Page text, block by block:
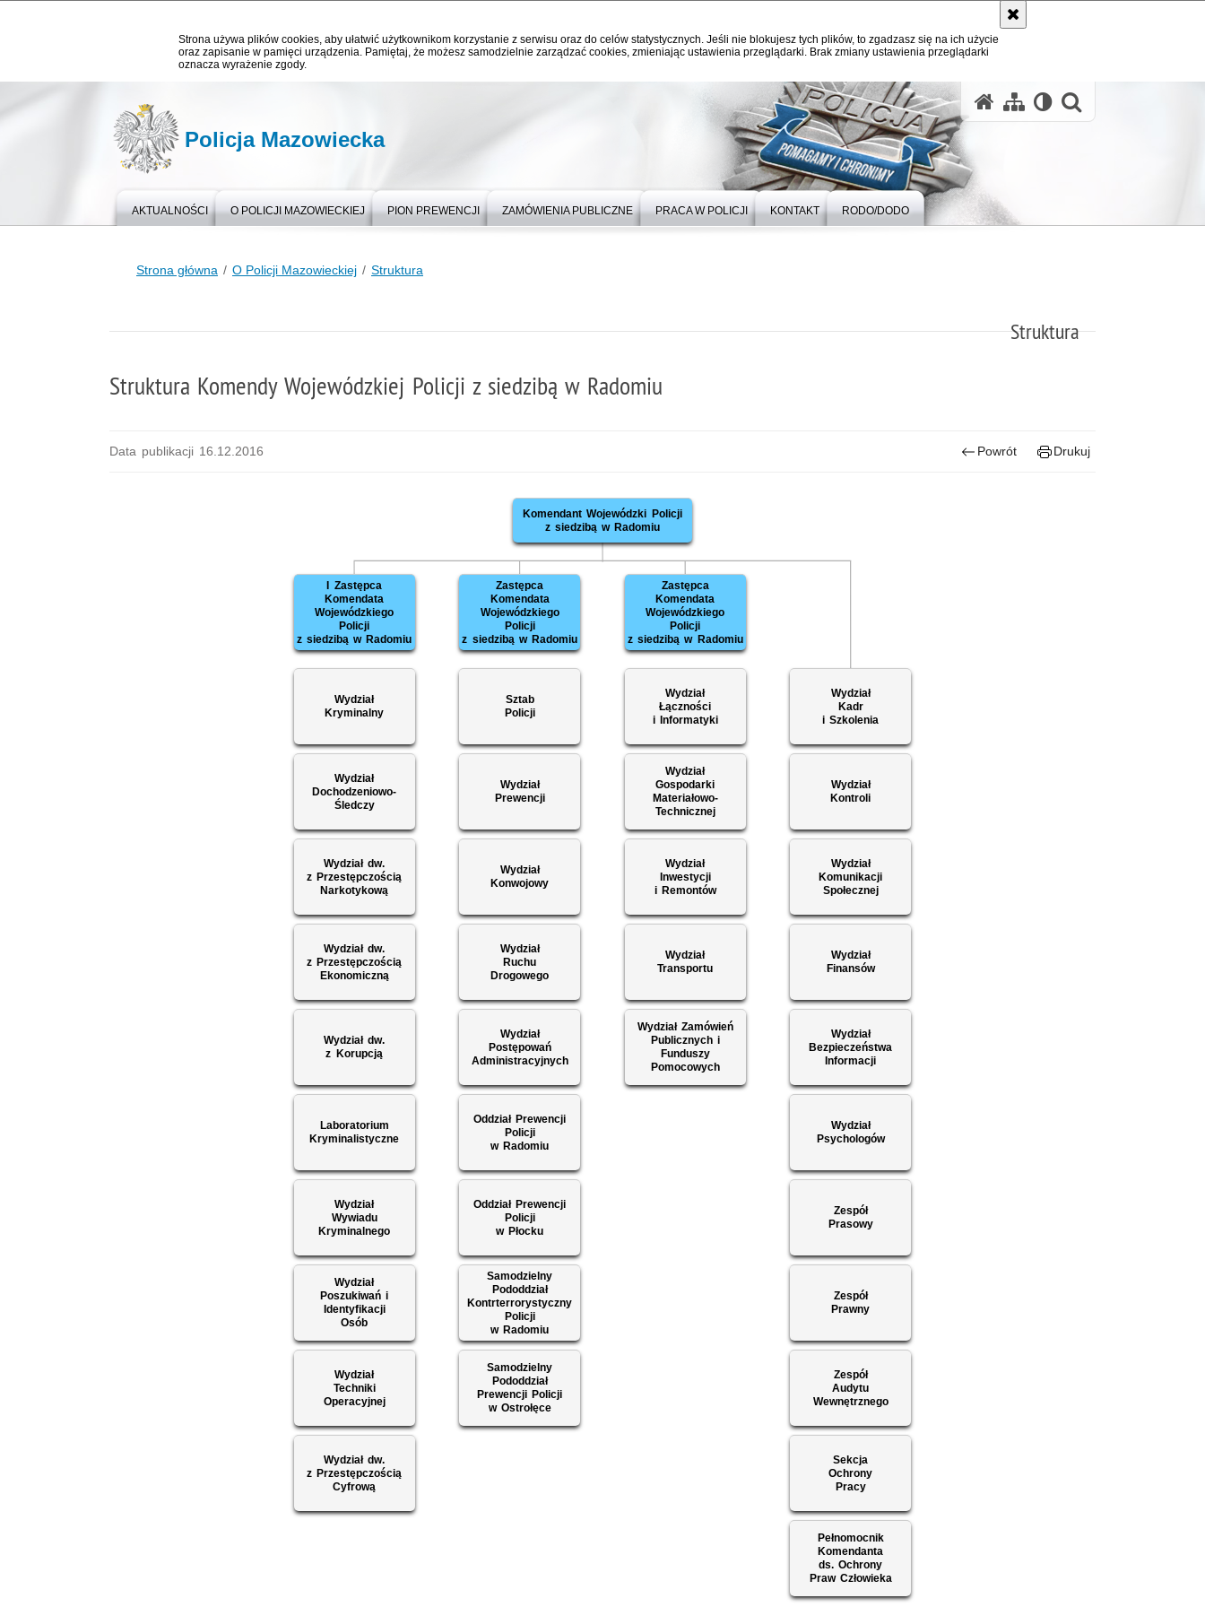
Strona używa plików cookies, aby ułatwić użytkownikom korzystanie z serwisu oraz do celów statystycznych. Jeśli nie blokujesz tych plików, to zgadzasz się na ich użycie
oraz zapisanie w pamięci urządzenia. Pamiętaj, że możesz samodzielnie zarządzać cookies, zmieniając ustawienia przeglądarki. Brak zmiany ustawienia przeglądarki
oznacza wyrażenie zgody.
Policja Mazowiecka
AKTUALNOŚCI O POLICJI MAZOWIECKIEJ PION PREWENCJI ZAMÓWIENIA PUBLICZNE PRACA W POLICJI KONTAKT RODO/DODO
Strona główna O Policji Mazowieckiej Struktura
Struktura
Struktura Komendy Wojewódzkiej Policji z siedzibą w Radomiu
Data publikacji 16.12.2016 Powrót Drukuj
Komendant Wojewódzki Policji
z siedzibą w Radomiu
Zastępca
Komendata
Wojewódzkiego
Policji
z siedzibą w Radomiu
I Zastępca
Komendata
Wojewódzkiego
Policji
z siedzibą w Radomiu
Zastępca
Komendata
Wojewódzkiego
Policji
z siedzibą w Radomiu
Sztab
Policji
Wydział
Prewencji
Wydział
Konwojowy
Wydział
Ruchu
Drogowego
Wydział
Postępowań
Administracyjnych
Oddział Prewencji
Policji
w Radomiu
Oddział Prewencji
Policji
w Płocku
Samodzielny
Pododdział
Kontrterrorystyczny
Policji
w Radomiu
Samodzielny
Pododdział
Prewencji Policji
w Ostrołęce
Wydział
Kryminalny
Wydział
Dochodzeniowo-
Śledczy
Wydział dw.
z Przestępczością
Narkotykową
Wydział dw.
z Przestępczością
Ekonomiczną
Wydział dw.
z Korupcją
Laboratorium
Kryminalistyczne
Wydział
Wywiadu
Kryminalnego
Wydział
Poszukiwań i
Identyfikacji
Osób
Wydział
Techniki
Operacyjnej
Wydział dw.
z Przestępczością
Cyfrową
Wydział
Łączności
i Informatyki
Wydział
Gospodarki
Materiałowo-
Technicznej
Wydział
Inwestycji
i Remontów
Wydział
Transportu
Wydział Zamówień
Publicznych i
Funduszy
Pomocowych
Wydział
Kadr
i Szkolenia
Wydział
Kontroli
Wydział
Komunikacji
Społecznej
Wydział
Finansów
Wydział
Bezpieczeństwa
Informacji
Wydział
Psychologów
Zespół
Prasowy
Zespół
Prawny
Zespół
Audytu
Wewnętrznego
Sekcja
Ochrony
Pracy
Pełnomocnik
Komendanta
ds. Ochrony
Praw Człowieka